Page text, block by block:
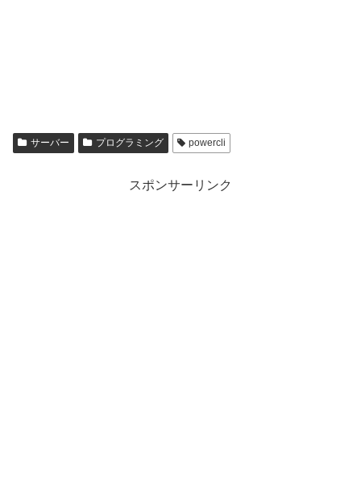
サーバー プログラミング powercli
スポンサーリンク